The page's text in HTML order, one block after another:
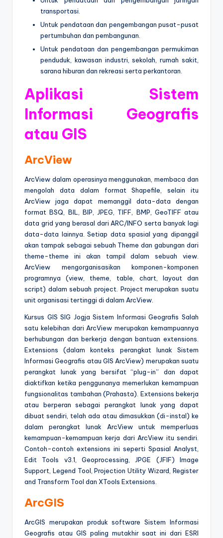
transportasi.
Untuk pendataan dan pengembangan pusat-pusat
pertumbuhan dan pembangunan.
Untuk pendataan dan pengembangan permukiman
penduduk, kawasan industri, sekolah, rumah sakit,
sarana hiburan dan rekreasi serta perkantoran.
Aplikasi Sistem
Informasi Geografis
atau GIS
ArcView
ArcView dalam operasinya menggunakan, membaca dan
mengolah data dalam format Shapefile, selain itu
ArcView jaga dapat memanggil data-data dengan
format BSQ, BIL, BIP, JPEG, TIFF, BMP, GeoTIFF atau
data grid yang berasal dari ARC/INFO serta banyak lagi
data-data lainnya. Setiap data spasial yang dipanggil
akan tampak sebagai sebuah Theme dan gabungan dari
theme-theme ini akan tampil dalam sebuah view.
ArcView mengorganisasikan komponen-komponen
programnya (view, theme, table, chart, layout dan
script) dalam sebuah project. Project merupakan suatu
unit organisasi tertinggi di dalam ArcView.
Kursus GIS SIG Jogja Sistem Informasi Geografis Salah
satu kelebihan dari ArcView merupakan kemampuannya
berhubungan dan berkerja dengan bantuan extensions.
Extensions (dalam konteks perangkat lunak Sistem
Informasi Geografis atau GIS ArcView) merupakan suatu
perangkat lunak yang bersifat “plug-in” dan dapat
diaktifkan ketika penggunanya memerlukan kemampuan
fungsionalitas tambahan (Prahasta). Extensions bekerja
atau berperan sebagai perangkat lunak yang dapat
dibuat sendiri, telah ada atau dimasukkan (di-instal) ke
dalam perangkat lunak ArcView untuk memperluas
kemampuan-kemampuan kerja dari ArcView itu sendiri.
Contoh-contoh extensions ini seperti Spasial Analyst,
Edit Tools v3.1, Geoprocessing, JPGE (JFIF) Image
Support, Legend Tool, Projection Utility Wizard, Register
and Transform Tool dan XTools Extensions.
ArcGIS
ArcGIS merupakan produk software Sistem Informasi
Geografis atau GIS paling mutakhir saat ini dari ESRI